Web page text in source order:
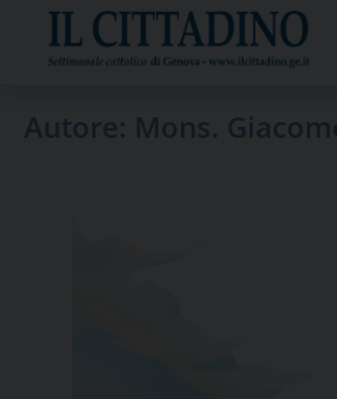
content